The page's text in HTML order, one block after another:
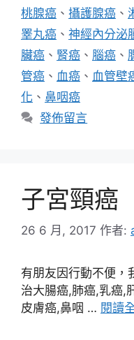
桃腺癌 、 攝護腺癌 、
睪丸癌 、 神經內分泌
臟癌 、 腎癌 、 腦癌 、
管癌 、 血癌 、 血管壁
化 、 鼻咽癌
發佈留言
子宮頸癌
26 6 月, 2017 作者:
有朋友因行動不便，
治大腸癌,肺癌,乳癌,
皮膚癌,鼻咽 … 閱讀